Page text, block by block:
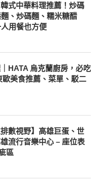
韓式中華料理推薦！炒碼
、炒碼麵、糯米糖醋
用餐也方便
HATA 烏克蘭廚房，必吃
歐美食推薦、菜單、駁二
排數視野】高雄巨蛋、世
流行音樂中心 – 座位表
區